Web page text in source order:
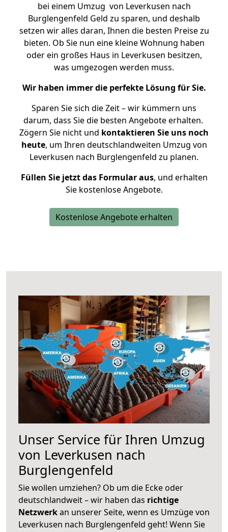
bei einem Umzug von Leverkusen nach
Burglengenfeld Geld zu sparen, und deshalb
setzen wir alles daran, Ihnen die besten Preise zu
bieten. Ob Sie nun eine kleine Wohnung haben
oder ein großes Haus in Leverkusen besitzen,
was umgezogen werden muss.
Wir haben immer die perfekte Lösung für Sie.
Sparen Sie sich die Zeit – wir kümmern uns
darum, dass Sie die besten Angebote erhalten.
Zögern Sie nicht und kontaktieren Sie uns noch
heute, um Ihren deutschlandweiten Umzug von
Leverkusen nach Burglengenfeld zu planen.
Füllen Sie jetzt das Formular aus, und erhalten
Sie kostenlose Angebote.
Kostenlose Angebote erhalten
Unser Service für Ihren Umzug
von Leverkusen nach
Burglengenfeld
Sie wollen umziehen? Ob um die Ecke oder
deutschlandweit – wir haben das richtige
Netzwerkan unserer Seite, wenn es Umzüge von
Leverkusen nach Burglengenfeld geht! Wenn Sie